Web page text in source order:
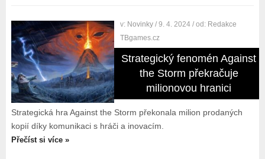
v: Novinky / 9. 4. 2024 / od: Redakce
TBgames.cz
Strategický fenomén Against
the Storm překračuje
milionovou hranici
Strategická hra Against the Storm překonala milion prodaných
kopií díky komunikaci s hráči a inovacím.
Přečíst si více »